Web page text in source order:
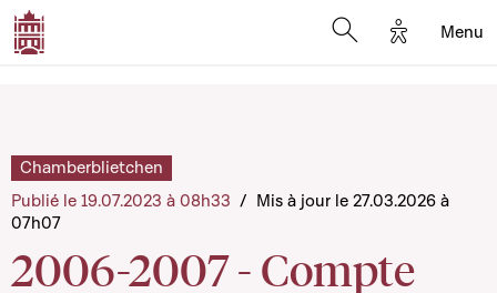
Options
Menu
2006-2007 - Compte
Chamberblietchen
Publié le 19.07.2023 à 08h33 / Mis à jour le 27.03.2026 à
07h07